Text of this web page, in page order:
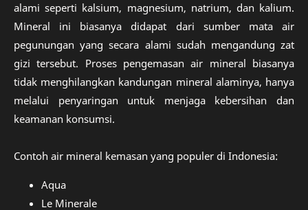
alami seperti kalsium, magnesium, natrium, dan kalium.
Mineral ini biasanya didapat dari sumber mata air
pegunungan yang secara alami sudah mengandung zat
gizi tersebut. Proses pengemasan air mineral biasanya
tidak menghilangkan kandungan mineral alaminya, hanya
melalui penyaringan untuk menjaga kebersihan dan
keamanan konsumsi.
Contoh air mineral kemasan yang populer di Indonesia:
Aqua
Le Minerale